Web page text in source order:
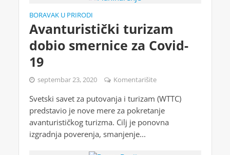
BORAVAK U PRIRODI
Avanturistički turizam
dobio smernice za Covid-
19
septembar 23, 2020 Komentarišite
Svetski savet za putovanja i turizam (WTTC)
predstavio je nove mere za pokretanje
avanturističkog turizma. Cilj je ponovna
izgradnja poverenja, smanjenje...